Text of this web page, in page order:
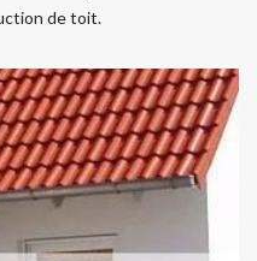
de toit.